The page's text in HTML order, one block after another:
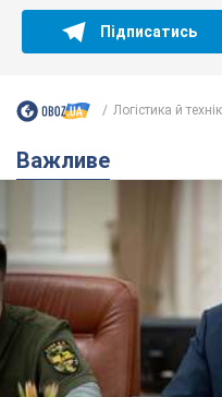
Підписатись
Логістика й
Важливе